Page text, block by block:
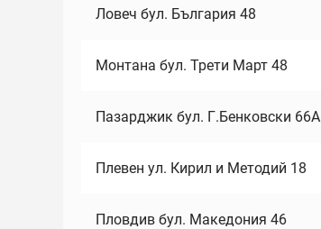
Ловеч бул. България 48
Монтана бул. Трети Март 48
Пазарджик бул. Г.Бенковски 66А
Плевен ул. Кирил и Методий 18
Пловдив бул. Македония 46